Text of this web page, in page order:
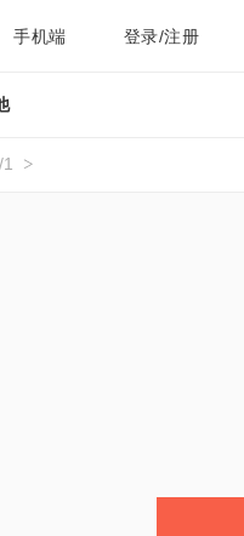
手机端 登录/注册
/1